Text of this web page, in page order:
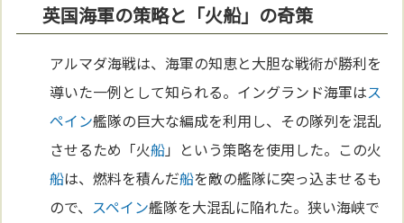
英国海軍の策略と「火船」の奇策
アルマダ海戦は、海軍の知恵と大胆な戦術が勝利を
導いた一例として知られる。イングランド海軍はス
ペイン艦隊の巨大な編成を利用し、その隊列を混乱
させるため「火船」という策略を使用した。この火
船は、燃料を積んだ船を敵の艦隊に突っ込ませるも
ので、 スペイン艦隊を大混乱に陥れた。狭い海峡で